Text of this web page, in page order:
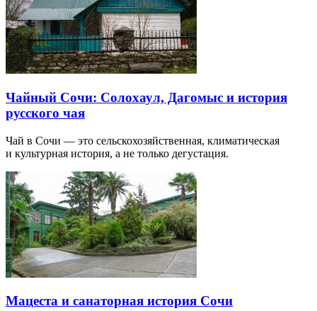
Чайный Сочи: Солохаул, Дагомыс и история
русского чая
Чай в Сочи — это сельскохозяйственная, климатическая
и культурная история, а не только дегустация.
Мацеста и санаторная история Сочи